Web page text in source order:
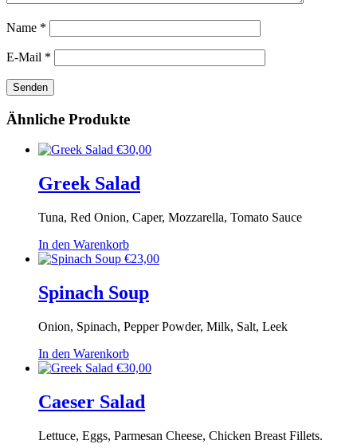
Name *
E-Mail *
Ähnliche Produkte
€30,00
Greek Salad
Tuna, Red Onion, Caper, Mozzarella, Tomato Sauce
In den Warenkorb
€23,00
Spinach Soup
Onion, Spinach, Pepper Powder, Milk, Salt, Leek
In den Warenkorb
€30,00
Caeser Salad
Lettuce, Eggs, Parmesan Cheese, Chicken Breast Fillets.